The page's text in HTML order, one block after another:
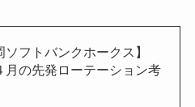
ソフトバンクホークス】
月の先発ローテーション考